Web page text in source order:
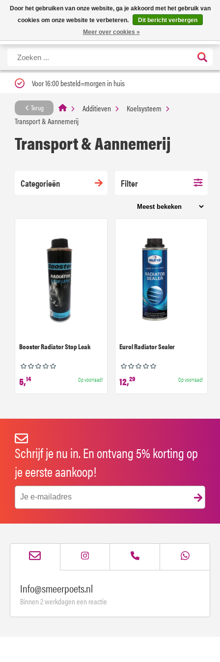
Nieuwe levertijd: 1 tot 3 werkdagen | Nu 25% korting op gehele assortiment
Carfume met kortingscode ''verfrissend''
X
Voor 16:00 besteld=morgen in huis
Terug Additieven
Koelsysteem
Transport & Aannemerij
Transport & Aannemerij
Categorieën Filter
Booster Radiator Stop Leak
5,14 Op voorraad!
Eurol Radiator Sealer
12,29 Op voorraad!
Schrijf je nu in. En ontvang 5% korting op
je eerste aankoop!
Info@smeerpoets.nl
Binnen 2 werkdagen een reactie
Door het gebruiken van onze website, ga je akkoord met het gebruik van
cookies om onze website te verbeteren.
Dit bericht verbergen
Meer over cookies »